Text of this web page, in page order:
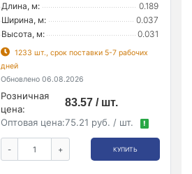
Длина, м:
0.189
Ширина, м:
0.037
Высота, м:
0.031
1233 шт., срок поставки 5-7 рабочих
дней
Обновлено 06.08.2026
Розничная
цена:
83.57 / шт.
Оптовая цена:75.21 руб. / шт. !
- + КУПИТЬ